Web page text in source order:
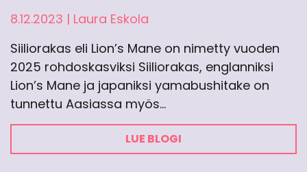
8.12.2023 | Laura Eskola
Siiliorakas eli Lion’s Mane on nimetty vuoden
2025 rohdoskasviksi Siiliorakas, englanniksi
Lion’s Mane ja japaniksi yamabushitake on
tunnettu Aasiassa myös…
LUE BLOGI